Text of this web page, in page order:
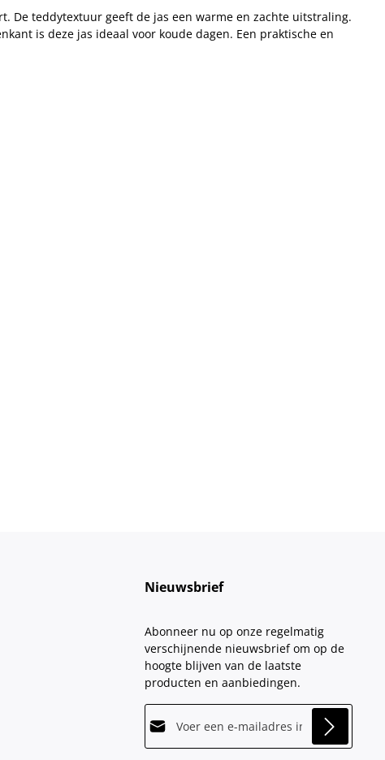
De teddytextuur geeft de jas een warme en zachte uitstraling.
is deze jas ideaal voor koude dagen. Een praktische en
Nieuwsbrief
Abonneer nu op onze regelmatig
verschijnende nieuwsbrief om op de
hoogte blijven van de laatste
producten en aanbiedingen.
E-mailadres*